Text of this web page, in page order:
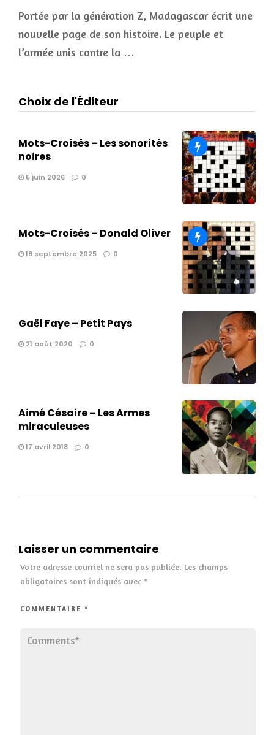
Portée par la génération Z, Madagascar écrit une
nouvelle page de son histoire. Le peuple et
l’armée unis contre la …
Choix de l'Éditeur
Mots-Croisés – Les sonorités
noires
5 juin 2026 0
Mots-Croisés – Donald Oliver
18 septembre 2025 0
Gaël Faye – Petit Pays
21 août 2020 0
Aimé Césaire – Les Armes
miraculeuses
17 avril 2018 0
Laisser un commentaire
Votre adresse courriel ne sera pas publiée. Les champs
obligatoires sont indiqués avec *
COMMENTAIRE *